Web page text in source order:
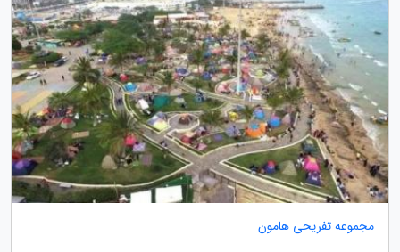
مجموعه تفریحی هامون